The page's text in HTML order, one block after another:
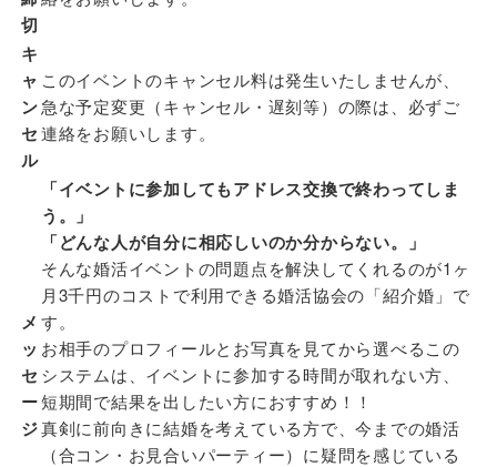
切
キ
ャ
ン
セ
ル
このイベントのキャンセル料は発生いたしませんが、
急な予定変更（キャンセル・遅刻等）の際は、必ずご
連絡をお願いします。
メ
ッ
セ
ー
ジ
「イベントに参加してもアドレス交換で終わってしま
う。
」
「どんな人が自分に相応しいのか分からない。
」
そんな婚活イベントの問題点を解決してくれるのが1ヶ
月3千円のコストで利用できる婚活協会の「紹介婚」で
す。
お相手のプロフィールとお写真を見てから選べるこの
システムは、イベントに参加する時間が取れない方、
短期間で結果を出したい方におすすめ！！
真剣に前向きに結婚を考えている方で、今までの婚活
（合コン・お見合いパーティー）に疑問を感じている